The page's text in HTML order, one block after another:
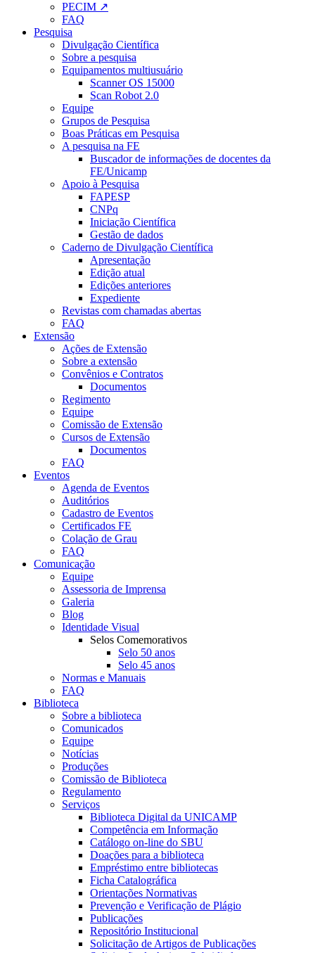
PECIM ↗
FAQ
Pesquisa
Divulgação Científica
Sobre a pesquisa
Equipamentos multiusuário
Scanner OS 15000
Scan Robot 2.0
Equipe
Grupos de Pesquisa
Boas Práticas em Pesquisa
A pesquisa na FE
Buscador de informações de docentes da
FE/Unicamp
Apoio à Pesquisa
FAPESP
CNPq
Iniciação Científica
Gestão de dados
Caderno de Divulgação Científica
Apresentação
Edição atual
Edições anteriores
Expediente
Revistas com chamadas abertas
FAQ
Extensão
Ações de Extensão
Sobre a extensão
Convênios e Contratos
Documentos
Regimento
Equipe
Comissão de Extensão
Cursos de Extensão
Documentos
FAQ
Eventos
Agenda de Eventos
Auditórios
Cadastro de Eventos
Certificados FE
Colação de Grau
FAQ
Comunicação
Equipe
Assessoria de Imprensa
Galeria
Blog
Identidade Visual
Selos Comemorativos
Selo 50 anos
Selo 45 anos
Normas e Manuais
FAQ
Biblioteca
Sobre a biblioteca
Comunicados
Equipe
Notícias
Produções
Comissão de Biblioteca
Regulamento
Serviços
Biblioteca Digital da UNICAMP
Competência em Informação
Catálogo on-line do SBU
Doações para a biblioteca
Empréstimo entre bibliotecas
Ficha Catalográfica
Orientações Normativas
Prevenção e Verificação de Plágio
Publicações
Repositório Institucional
Solicitação de Artigos de Publicações